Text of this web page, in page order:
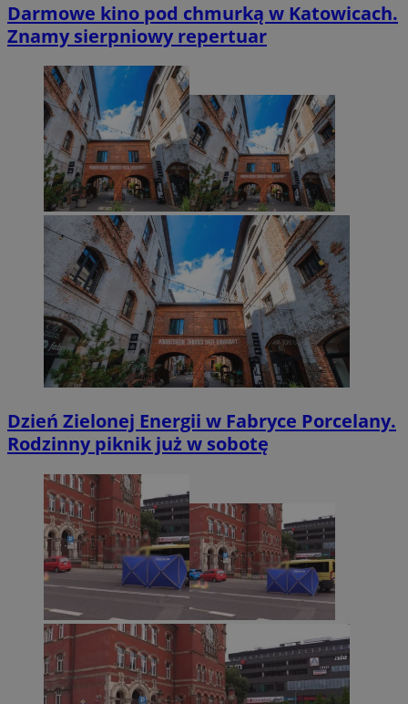
Darmowe kino pod chmurką w Katowicach.
Znamy sierpniowy repertuar
Dzień Zielonej Energii w Fabryce Porcelany.
Rodzinny piknik już w sobotę